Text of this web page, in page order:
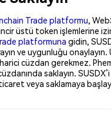
Trade platformu,
üstü token işlemlerine
platformuna gidin,
ve uygunluğu onaylayın.
harici cüzdan gerekmez.
saklayın.
veya saklamaya